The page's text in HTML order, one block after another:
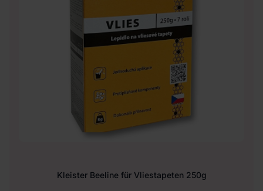
Kleister Beeline für Vliestapeten 250g